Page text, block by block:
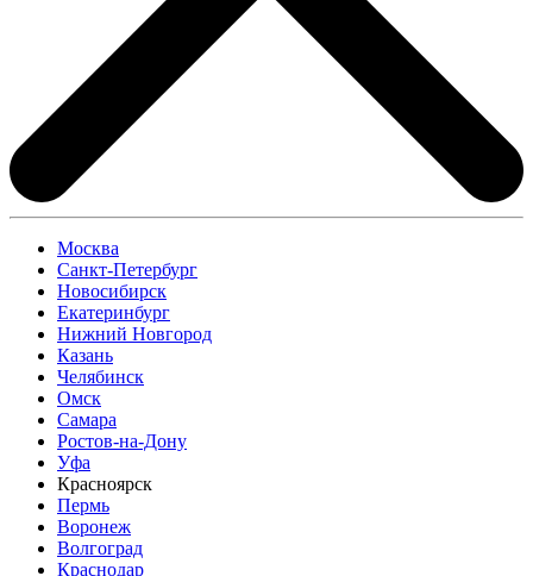
Москва
Санкт-Петербург
Новосибирск
Екатеринбург
Нижний Новгород
Казань
Челябинск
Омск
Самара
Ростов-на-Дону
Уфа
Красноярск
Пермь
Воронеж
Волгоград
Краснодар